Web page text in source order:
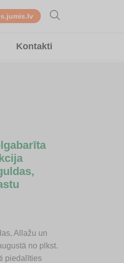
Kontakti
Allažu un
no plkst.
piedalīties